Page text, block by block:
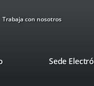
Trabaja con nosotros
This
Sede